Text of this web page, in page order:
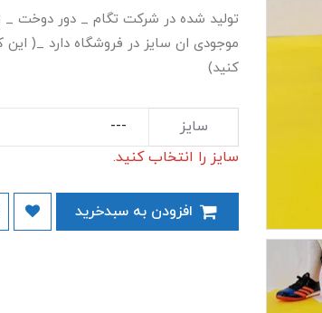
موجودی ان سایز در فروشگاه دارد _(
کنید)
سایز
سایز را انتخاب کنید.